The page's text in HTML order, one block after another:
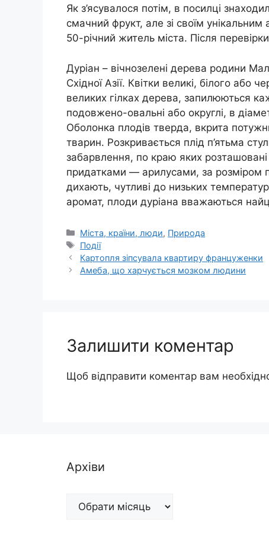
Як з’ясувалося потім, в посилці
смачний фрукт, але зі своїм
50-річний житель міста. Після
Дуріан – вічнозелені дерева родини
Східної Азії. Квітки великі, білого або
великих гілках дерева, запилюються
подовжено-овальні або округлі, в
Оболонка плодів тверда, вкрита
тварин. Розкривається плід п’ятьма
забарвлення, по краю яких
придатками — арилусами, за розміром
дихають, чутливі до низьких
аромат, плоди дуріана вважаються
Категорії
Міста, країни, люди, Природа
Позначки
Події
Картопля зіпсувала квартиру француженки
Амеба, що харчується мозком людини
Залишити коментар
Щоб відправити коментар вам
Архіви
Архіви